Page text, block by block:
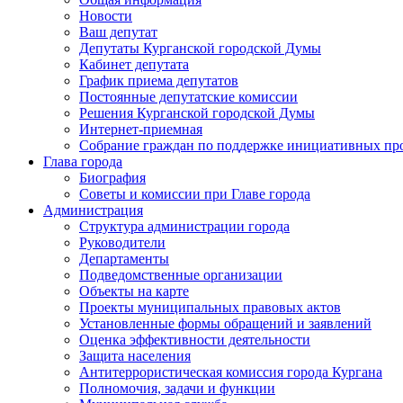
Новости
Ваш депутат
Депутаты Курганской городской Думы
Кабинет депутата
График приема депутатов
Постоянные депутатские комиссии
Решения Курганской городской Думы
Интернет-приемная
Собрание граждан по поддержке инициативных
Глава города
Биография
Советы и комиссии при Главе города
Администрация
Структура администрации города
Руководители
Департаменты
Подведомственные организации
Объекты на карте
Проекты муниципальных правовых актов
Установленные формы обращений и заявлений
Оценка эффективности деятельности
Защита населения
Антитеррористическая комиссия города Кургана
Полномочия, задачи и функции